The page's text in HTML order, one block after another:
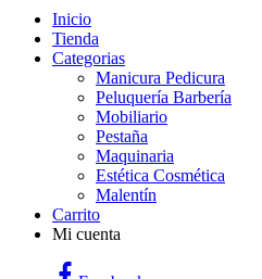
Inicio
Tienda
Categorias
Manicura Pedicura
Peluquería Barbería
Mobiliario
Pestaña
Maquinaria
Estética Cosmética
Malentín
Carrito
Mi cuenta